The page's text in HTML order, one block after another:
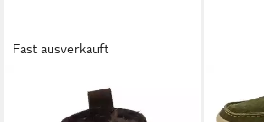
Fast ausverkauft
NATURAL WORLD
7384 Chelseaboots Marron
Suede